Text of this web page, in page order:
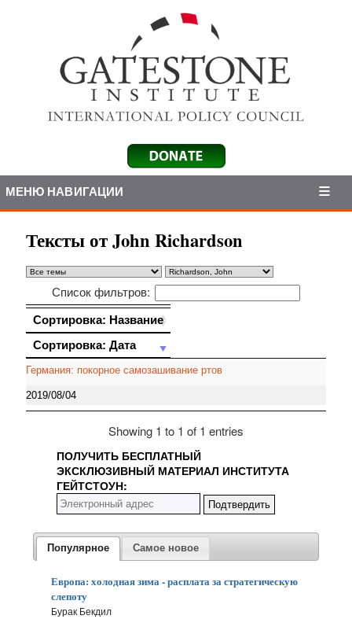
МЕНЮ НАВИГАЦИИ
Тексты от John Richardson
Список фильтров:
Сортировка: Название
Сортировка: Дата
Германия: покорное самозашивание ртов
2019/08/04
Showing 1 to 1 of 1 entries
ПОЛУЧИТЬ БЕСПЛАТНЫЙ
ЭКСКЛЮЗИВНЫЙ МАТЕРИАЛ ИНСТИТУТА
ГЕЙТСТОУН:
Популярное Самое новое
Европа: холодная зима - расплата за стратегическую
слепоту
Бурак Бекдил
Сортировка: Название
Сортировка: Дата